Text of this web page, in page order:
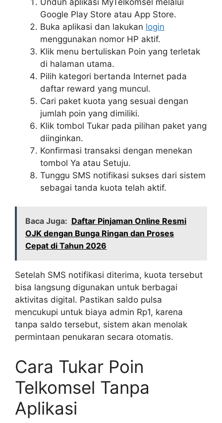
Google Play Store atau App Store.
Buka aplikasi dan lakukan login
menggunakan nomor HP aktif.
Klik menu bertuliskan Poin yang terletak
di halaman utama.
Pilih kategori bertanda Internet pada
daftar reward yang muncul.
Cari paket kuota yang sesuai dengan
jumlah poin yang dimiliki.
Klik tombol Tukar pada pilihan paket yang
diinginkan.
Konfirmasi transaksi dengan menekan
tombol Ya atau Setuju.
Tunggu SMS notifikasi sukses dari sistem
sebagai tanda kuota telah aktif.
Baca Juga: Daftar Pinjaman Online Resmi
OJK dengan Bunga Ringan dan Proses
Cepat di Tahun 2026
Setelah SMS notifikasi diterima, kuota tersebut
bisa langsung digunakan untuk berbagai
aktivitas digital. Pastikan saldo pulsa
mencukupi untuk biaya admin Rp1, karena
tanpa saldo tersebut, sistem akan menolak
permintaan penukaran secara otomatis.
Cara Tukar Poin
Telkomsel Tanpa
Aplikasi